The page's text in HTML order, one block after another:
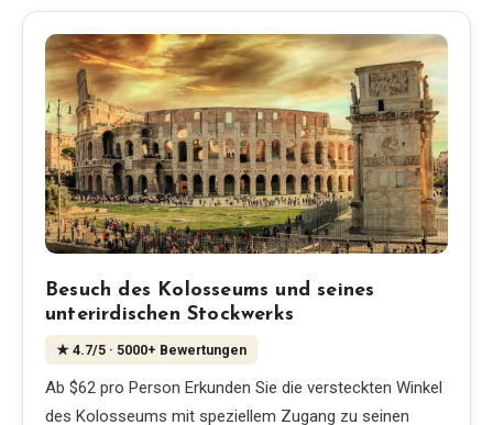
Besuch des Kolosseums und seines
unterirdischen Stockwerks
★ 4.7/5 · 5000+ Bewertungen
Ab $62 pro Person Erkunden Sie die versteckten Winkel
des Kolosseums mit speziellem Zugang zu seinen